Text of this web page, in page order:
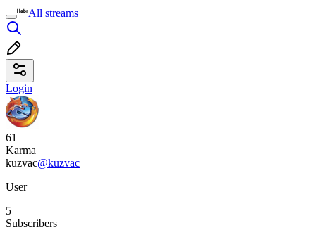
All streams
Login
61
Karma
kuzvac@kuzvac
User
5
Subscribers